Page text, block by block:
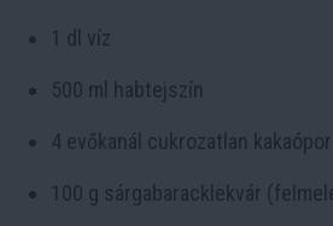
1 dl víz
500 ml habtejszín
4 evőkanál cukrozatlan kakaópor
100 g sárgabaracklekvár